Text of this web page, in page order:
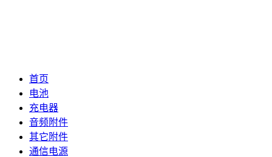
首页
电池
充电器
音频附件
其它附件
通信电源